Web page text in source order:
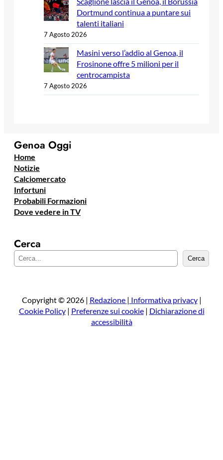
Dortmund continua a puntare sui
talenti italiani
7 Agosto 2026
Masini verso l’addio al Genoa, il
Frosinone offre 5 milioni per il
centrocampista
7 Agosto 2026
Genoa Oggi
Home
Notizie
Calciomercato
Infortuni
Probabili Formazioni
Dove vedere in TV
Cerca
e
a
Cerca
Copyright © 2026 | Redazione | Informativa privacy|
Cookie Policy| Preferenze sui cookie| Dichiarazione di
accessibilità